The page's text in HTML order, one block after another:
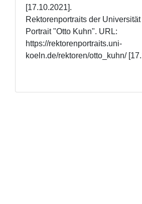
[17.10.2021].
Rektorenportraits der
Portrait "Otto Kuhn". URL:
https://rektorenportraits.uni-
koeln.de/rektoren/otto_kuhn/